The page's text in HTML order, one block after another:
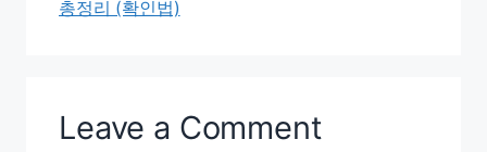
총정리 (확인법)
Leave a Comment